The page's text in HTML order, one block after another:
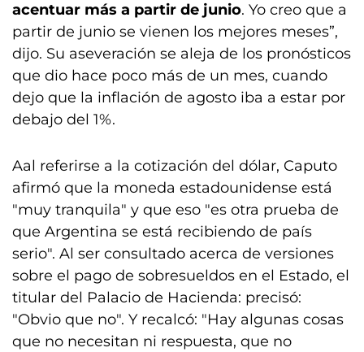
acentuar más a partir de junio. Yo creo que a
partir de junio se vienen los mejores meses”,
dijo. Su aseveración se aleja de los pronósticos
que dio hace poco más de un mes, cuando
dejo que la inflación de agosto iba a estar por
debajo del 1%.
Aal referirse a la cotización del dólar, Caputo
afirmó que la moneda estadounidense está
"muy tranquila" y que eso "es otra prueba de
que Argentina se está recibiendo de país
serio". Al ser consultado acerca de versiones
sobre el pago de sobresueldos en el Estado, el
titular del Palacio de Hacienda: precisó:
"Obvio que no". Y recalcó: "Hay algunas cosas
que no necesitan ni respuesta, que no